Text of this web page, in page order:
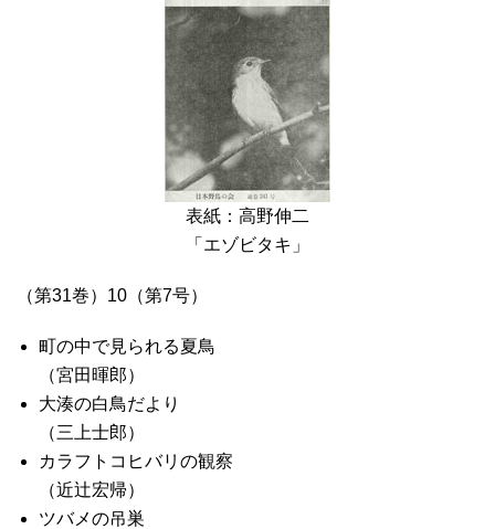
表紙：高野伸二
「エゾビタキ」
（第31巻）10（第7号）
町の中で見られる夏鳥
（宮田暉郎）
大湊の白鳥だより
（三上士郎）
カラフトコヒバリの観察
（近辻宏帰）
ツバメの吊巣